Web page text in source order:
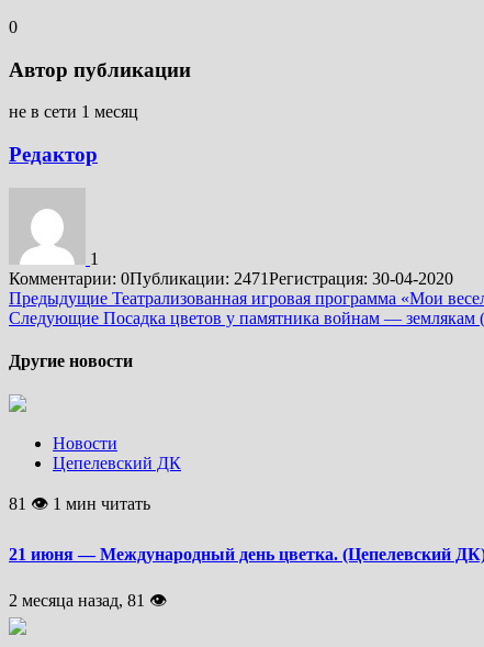
0
Автор публикации
не в сети 1 месяц
Редактор
1
Комментарии: 0Публикации: 2471Регистрация: 30-04-2020
Подробнее
Предыдущие Театрализованная игровая программа «Мои
Следующие Посадка цветов у памятника войнам —
Другие новости
Новости
Цепелевский ДК
81 👁 1 мин читать
21 июня — Международный день цветка. (Цепелевский
2 месяца назад, 81 👁